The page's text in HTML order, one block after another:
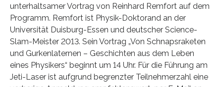
unterhaltsamer Vortrag von Reinhard Remfort auf dem
Programm. Remfort ist Physik-Doktorand an der
Universität Duisburg-Essen und deutscher Science-
Slam-Meister 2013. Sein Vortrag „Von Schnapsraketen
und Gurkenlaternen – Geschichten aus dem Leben
eines Physikers“ beginnt um 14 Uhr. Für die Führung am
Jeti-Laser ist aufgrund begrenzter Teilnehmerzahl eine